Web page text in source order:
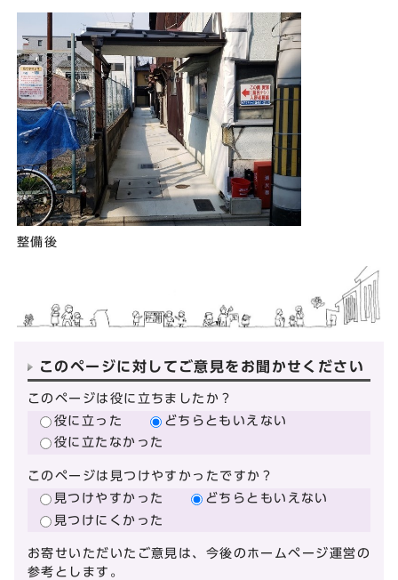
整備後
このページに対してご意見をお聞かせください
このページは役に立ちましたか？
役に立った
どちらともいえない
役に立たなかった
このページは見つけやすかったですか？
見つけやすかった
どちらともいえない
見つけにくかった
お寄せいただいたご意見は、今後のホームページ運営の
参考とします。